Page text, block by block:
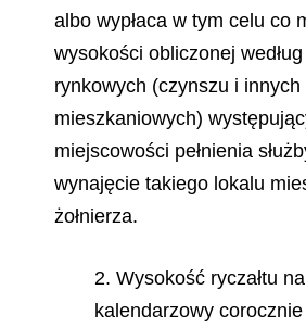
albo wypłaca w tym celu co
wysokości obliczonej
rynkowych (czynszu i innych
mieszkaniowych)
miejscowości pełnienia
wynajęcie takiego lokalu
żołnierza.
2. Wysokość ryczałtu
kalendarzowy